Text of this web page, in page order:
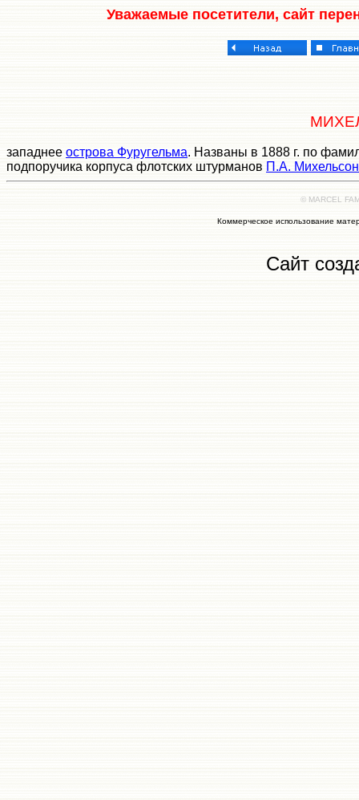
Уважаемые посетители, сайт
западнее острова Фуругельма. Названы в 1888 г. по
подпоручика корпуса флотских штурманов П.А.
© MARCEL
Коммерческое использование
Сайт